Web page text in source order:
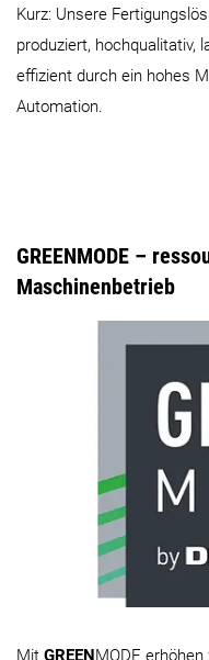
Kurz: Unsere
produziert, hochqualitativ,
effizient durch ein hohes
Automation.
GREENMODE –
Maschinenbetrieb
Mit GREENMODE